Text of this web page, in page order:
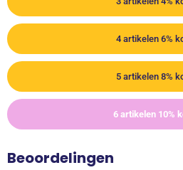
4 artikelen 6%
5 artikelen 8%
6 artikelen 10%
Beoordelingen